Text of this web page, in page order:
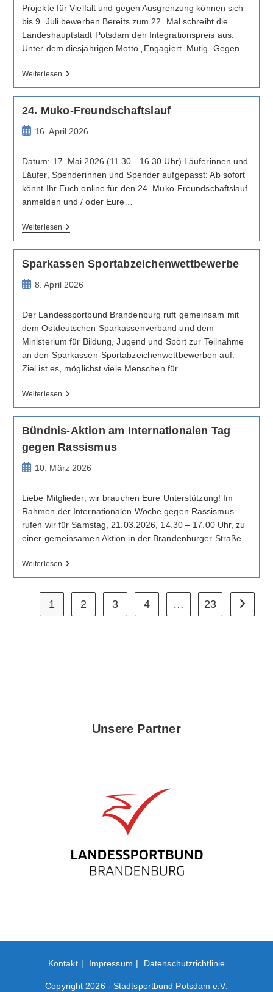
Projekte für Vielfalt und gegen Ausgrenzung können sich
bis 9. Juli bewerben Bereits zum 22. Mal schreibt die
Landeshauptstadt Potsdam den Integrationspreis aus.
Unter dem diesjährigen Motto „Engagiert. Mutig. Gegen…
Weiterlesen „Engagiert.
Potsdam
Den
Aus
24. Muko-Freundschaftslauf
Beitrag16. April 2026
Datum: 17. Mai 2026 (11.30 - 16.30 Uhr) Läuferinnen und
Läufer, Spenderinnen und Spender aufgepasst: Ab sofort
könnt Ihr Euch online für den 24. Muko-Freundschaftslauf
anmelden und / oder Eure…
Weiterlesen 24.
Sparkassen Sportabzeichenwettbewerbe
Beitrag8. April 2026
Der Landessportbund Brandenburg ruft gemeinsam mit
dem Ostdeutschen Sparkassenverband und dem
Ministerium für Bildung, Jugend und Sport zur Teilnahme
an den Sparkassen-Sportabzeichenwettbewerben auf.
Ziel ist es, möglichst viele Menschen für…
Weiterlesen Sparkassen
Bündnis-Aktion am Internationalen Tag
gegen Rassismus
Beitrag10. März 2026
Liebe Mitglieder, wir brauchen Eure Unterstützung! Im
Rahmen der Internationalen Woche gegen Rassismus
rufen wir für Samstag, 21.03.2026, 14.30 – 17.00 Uhr, zu
einer gemeinsamen Aktion in der Brandenburger Straße…
Weiterlesen Bündnis-
Internationalen
1 2 3 4 … 23 Zur
Unsere Partner
Kontakt Impressum Datenschutzrichtlinie
Copyright 2026 - Stadtsportbund Potsdam e.V.